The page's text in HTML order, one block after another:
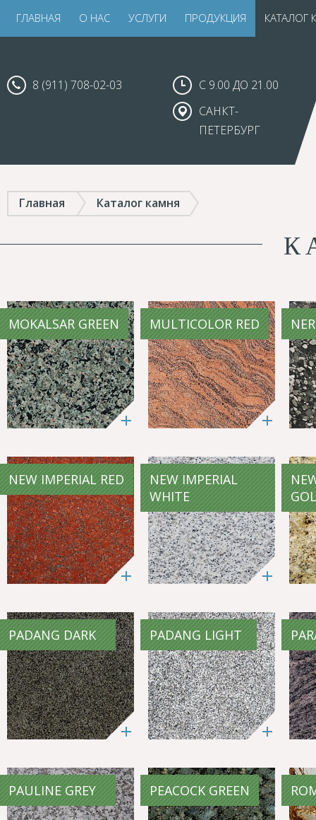
ГЛАВНАЯ О НАС УСЛУГИ ПРОДУКЦИЯ КАТАЛОГ
8 (911) 708-02-03
С 9.00 ДО 21.00
САНКТ-
ПЕТЕРБУРГ
Главная Каталог камня
MOKALSAR GREEN MULTICOLOR RED
NEW IMPERIAL RED
NEW IMPERIAL
WHITE
PADANG DARK PADANG LIGHT
PAULINE GREY PEACOCK GREEN